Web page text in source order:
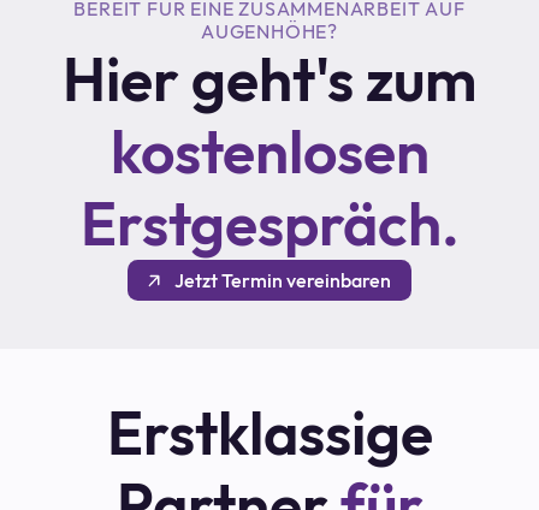
BEREIT FÜR EINE ZUSAMMENARBEIT AUF
AUGENHÖHE?
Hier geht's zum
kostenlosen
Erstgespräch.
Jetzt Termin vereinbaren
Erstklassige